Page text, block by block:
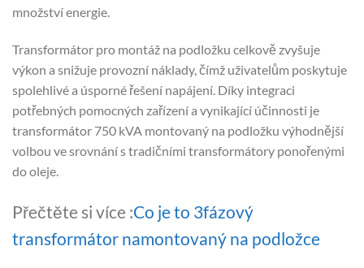
množství energie.
Transformátor pro montáž na podložku celkově zvyšuje
výkon a snižuje provozní náklady, čímž uživatelům poskytuje
spolehlivé a úsporné řešení napájení. Díky integraci
potřebných pomocných zařízení a vynikající účinnosti je
transformátor 750 kVA montovaný na podložku výhodnější
volbou ve srovnání s tradičními transformátory ponořenými
do oleje.
Přečtěte si více :Co je to 3fázový
transformátor namontovaný na podložce